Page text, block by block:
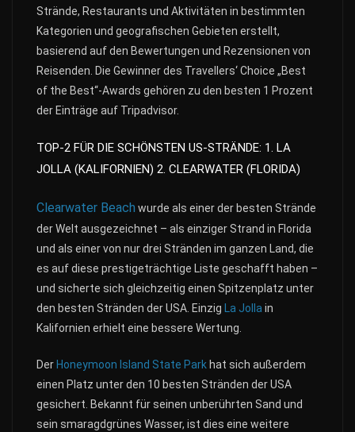
Strände, Restaurants und Aktivitäten in bestimmten
Kategorien und geografischen Gebieten erstellt,
basierend auf den Bewertungen und Rezensionen von
Reisenden. Die Gewinner des Travellers‘ Choice „Best
of the Best“-Awards gehören zu den besten 1 Prozent
der Einträge auf Tripadvisor.
TOP-2 FÜR DIE SCHÖNSTEN US-STRÄNDE: 1. LA
JOLLA (KALIFORNIEN) 2. CLEARWATER (FLORIDA)
Clearwater Beach wurde als einer der besten Strände
der Welt ausgezeichnet – als einziger Strand in Florida
und als einer von nur drei Stränden im ganzen Land, die
es auf diese prestigeträchtige Liste geschafft haben –
und sicherte sich gleichzeitig einen Spitzenplatz unter
den besten Stränden der USA. Einzig La Jollain
Kalifornien erhielt eine bessere Wertung.
Der Honeymoon Island State Park hat sich außerdem
einen Platz unter den 10 besten Stränden der USA
gesichert. Bekannt für seinen unberührten Sand und
sein smaragdgrünes Wasser, ist dies eine weitere